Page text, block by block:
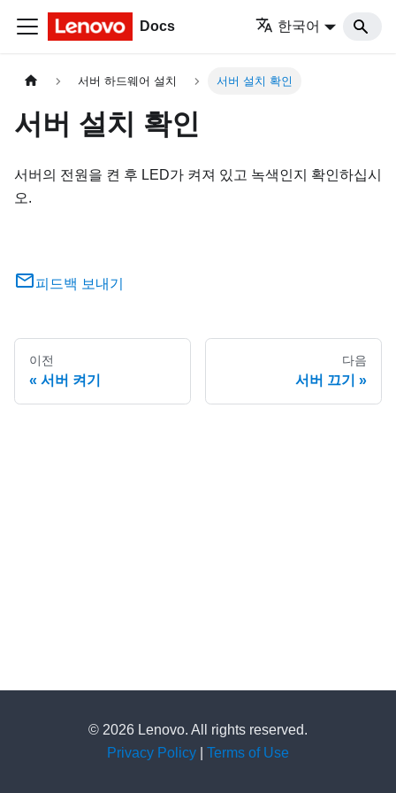
Docs 한국어
서버 하드웨어 설치 서버 설치 확인
서버 설치 확인
서버의 전원을 켠 후 LED가 켜져 있고 녹색인지 확인하십시
오.
피드백 보내기
이전
서버 켜기
다음
서버 끄기
© 2026 Lenovo. All rights reserved.
Privacy Policy
Terms of Use